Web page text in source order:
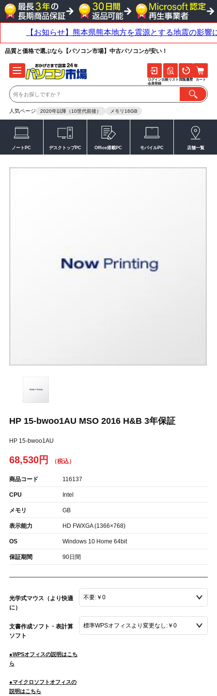
品質と価格で選ぶなら【パソコン市場】中古パソコンが安い！
人気ページ 2020年以降（10世代前後） メモリ16GB
ログイン
会員登録
比較リスト 閲覧履歴 カート
ノートPC デスクトップPC Office搭載PC モバイルPC 店舗一覧
HP 15-bwoo1AU MSO 2016 H&B 3年保証
HP 15-bwoo1AU
68,530円
商品コード 116137
CPU Intel
メモリ GB
表示能力 HD FWXGA (1366×768)
OS Windows 10 Home 64bit
保証期間 90日間
光学式マウス（より快適
に）
文書作成ソフト・表計算
ソフト
●WPSオフィスの説明はこち
ら
●マイクロソフトオフィスの
説明はこちら